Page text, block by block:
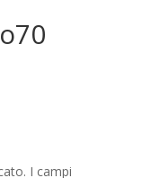
I campi